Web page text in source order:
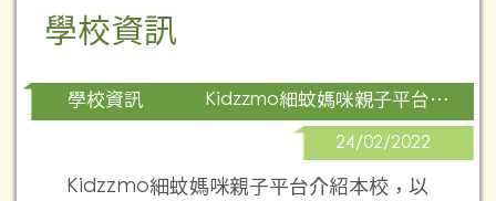
學校資訊
學校資訊 Kidzzmo細蚊媽咪親子平台報道
24/02/2022
Kidzzmo細蚊媽咪親子平台介紹本校，以